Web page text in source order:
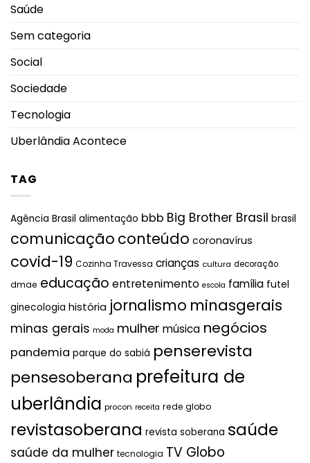
Saúde
Sem categoria
Social
Sociedade
Tecnologia
Uberlândia Acontece
TAG
Agência Brasil alimentação bbb Big Brother Brasil brasil
comunicação conteúdo coronavírus
covid-19 Cozinha Travessa crianças cultura decoração
dmae educação entretenimento escola família futel
ginecologia história jornalismo minasgerais
minas gerais moda mulher música negócios
pandemia parque do sabiá penserevista
pensesoberana prefeitura de
uberlândia procon receita rede globo
revistasoberana revista soberana saúde
saúde da mulher tecnologia TV Globo